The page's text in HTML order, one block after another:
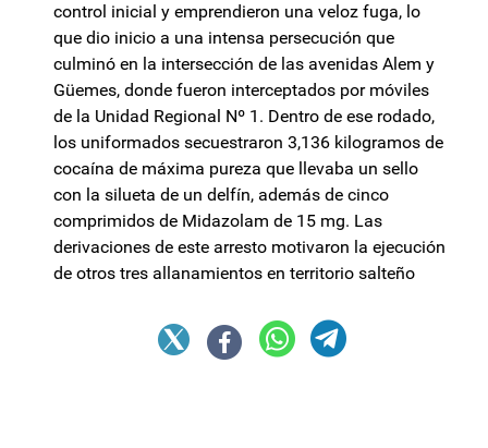
control inicial y emprendieron una veloz fuga, lo
que dio inicio a una intensa persecución que
culminó en la intersección de las avenidas Alem y
Güemes, donde fueron interceptados por móviles
de la Unidad Regional Nº 1. Dentro de ese rodado,
los uniformados secuestraron 3,136 kilogramos de
cocaína de máxima pureza que llevaba un sello
con la silueta de un delfín, además de cinco
comprimidos de Midazolam de 15 mg. Las
derivaciones de este arresto motivaron la ejecución
de otros tres allanamientos en territorio salteño